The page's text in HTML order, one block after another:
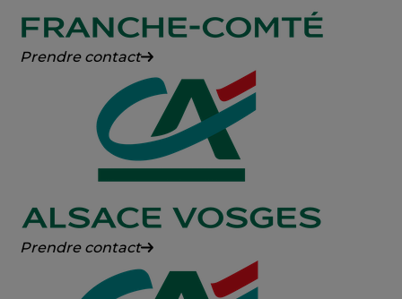
Crédit
Prendre contact
Crédit
Prendre contact